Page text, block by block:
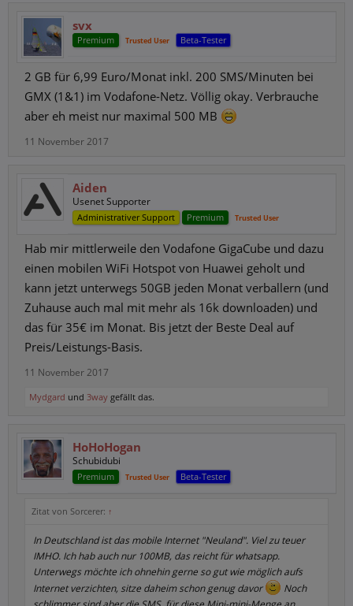
svx
Premium Trusted User Beta-Tester
2 GB für 6,99 Euro/Monat inkl. 200 SMS/Minuten bei
GMX (1&1) im Vodafone-Netz. Völlig okay. Verbrauche
aber eh meist nur maximal 500 MB
11 November 2017
Aiden
Usenet Supporter
Administrativer Support Premium Trusted User
Hab mir mittlerweile den Vodafone GigaCube und dazu
einen mobilen WiFi Hotspot von Huawei geholt und
kann jetzt unterwegs 50GB jeden Monat verballern (und
Zuhause auch mal mit mehr als 16k downloaden) und
das für 35€ im Monat. Bis jetzt der Beste Deal auf
Preis/Leistungs-Basis.
11 November 2017
Mydgard und 3way gefällt das.
HoHoHogan
Schubidubi
Premium Trusted User Beta-Tester
Zitat von Sorcerer: ↑
In Deutschland ist das mobile Internet "Neuland". Viel zu teuer
IMHO. Ich hab auch nur 100MB, das reicht für whatsapp.
Unterwegs möchte ich ohnehin gerne so gut wie möglich aufs
Internet verzichten, sitze daheim schon genug davor
Noch